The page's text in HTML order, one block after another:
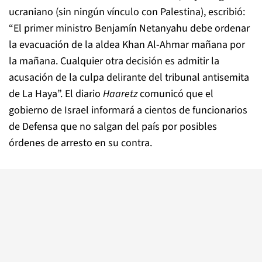
ucraniano (sin ningún vínculo con Palestina), escribió:
“El primer ministro Benjamín Netanyahu debe ordenar
la evacuación de la aldea Khan Al-Ahmar mañana por
la mañana. Cualquier otra decisión es admitir la
acusación de la culpa delirante del tribunal antisemita
de La Haya”. El diario Haaretzcomunicó que el
gobierno de Israel informará a cientos de funcionarios
de Defensa que no salgan del país por posibles
órdenes de arresto en su contra.